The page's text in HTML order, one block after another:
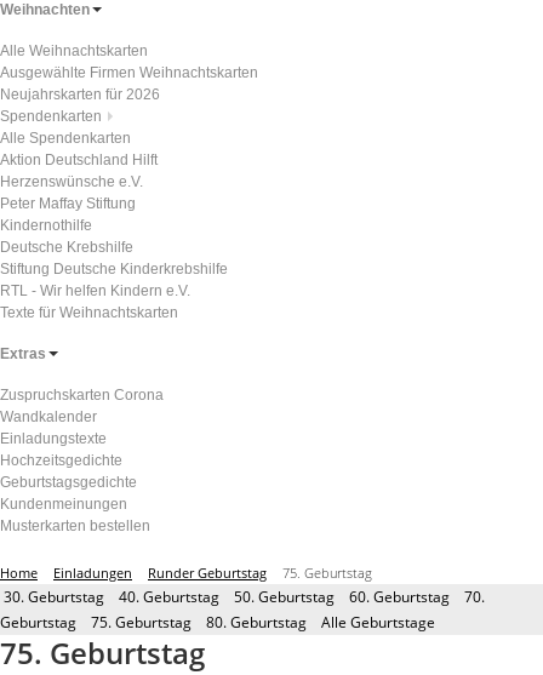
Weihnachten
Alle Weihnachtskarten
Ausgewählte Firmen Weihnachtskarten
Neujahrskarten für 2026
Spendenkarten
Alle Spendenkarten
Aktion Deutschland Hilft
Herzenswünsche e.V.
Peter Maffay Stiftung
Kindernothilfe
Deutsche Krebshilfe
Stiftung Deutsche Kinderkrebshilfe
RTL - Wir helfen Kindern e.V.
Texte für Weihnachtskarten
Extras
Zuspruchskarten Corona
Wandkalender
Einladungstexte
Hochzeitsgedichte
Geburtstagsgedichte
Kundenmeinungen
Musterkarten bestellen
Home Einladungen Runder Geburtstag 75. Geburtstag
30. Geburtstag 40. Geburtstag 50. Geburtstag 60. Geburtstag
70.
Geburtstag
75. Geburtstag 80. Geburtstag Alle Geburtstage
75. Geburtstag